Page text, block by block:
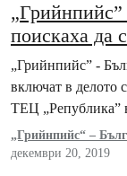
„Грийнпийс”
поискаха да
депото за
„Република”
„Грийнпийс” -
включат в делото
ТЕЦ „Република”
„Грийнпийс“ –
декември 20, 2019